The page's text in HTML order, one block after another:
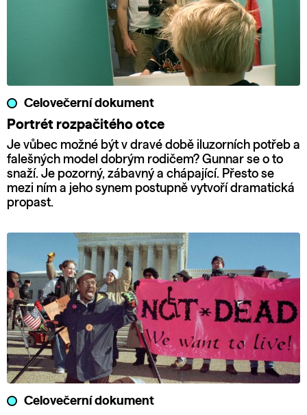
Celovečerní dokument
Portrét rozpačitého otce
Je vůbec možné být v dravé době iluzorních potřeb a
falešných model dobrým rodičem? Gunnar se o to
snaží. Je pozorný, zábavný a chápající. Přesto se
mezi ním a jeho synem postupně vytvoří dramatická
propast.
Celovečerní dokument